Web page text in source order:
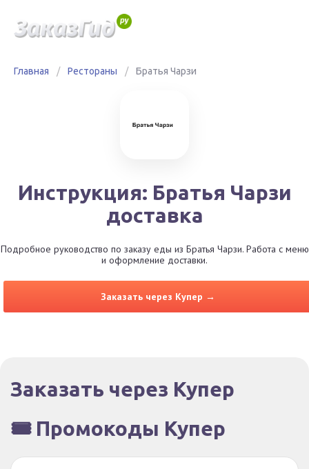
Главная / Рестораны / Братья Чарзи
Инструкция: Братья Чарзи
доставка
Подробное руководство по заказу еды из Братья Чарзи. Работа с меню
и оформление доставки.
Заказать через Купер →
Заказать через Купер
🎟️ Промокоды Купер